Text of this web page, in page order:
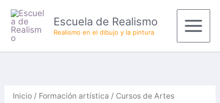
contenido
Escuela de Realismo
Realismo en el dibujo y la pintura
Main
Menu
Inicio / Formación artística / Cursos de Artes
los
últimos
del
carrito